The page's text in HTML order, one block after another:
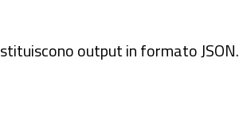
output in formato JSON.